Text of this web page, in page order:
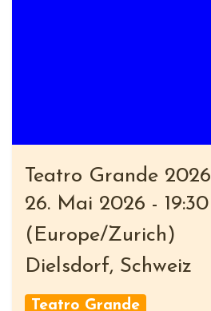
Teatro Grande 2026
26. Mai 2026 - 19:30
( Europe/Zurich )
Dielsdorf, Schweiz
Teatro Grande